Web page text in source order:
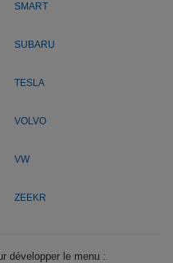
SMART
SUBARU
TESLA
VOLVO
VW
ZEEKR
développer le menu :